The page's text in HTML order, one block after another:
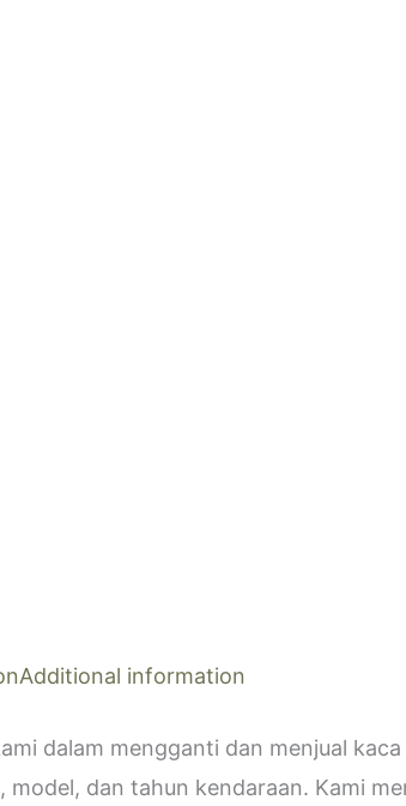
Additional information
dalam mengganti dan menjual
model, dan tahun kendaraan. Kami